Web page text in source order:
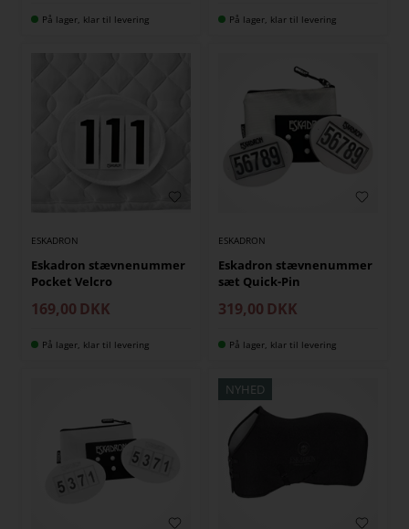
På lager, klar til levering På lager, klar til levering
ESKADRON
Eskadron stævnenummer
Pocket Velcro
169,00 DKK
På lager, klar til levering
ESKADRON
Eskadron stævnenummer
sæt Quick-Pin
319,00 DKK
På lager, klar til levering
NYHED